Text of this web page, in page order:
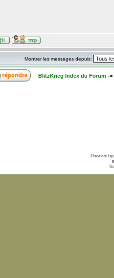
Montrer les messages depuis:
BlitzKrieg Index du Forum->
Powered by